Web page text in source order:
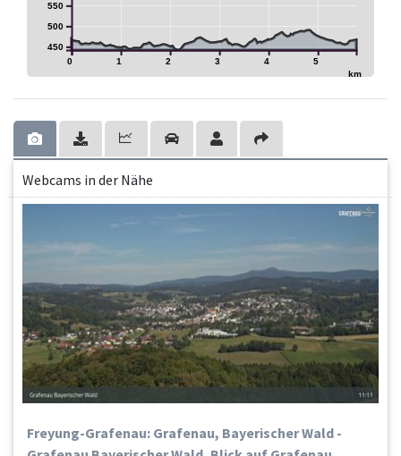
0 1 2 3 4 5
km
450
500
550
Webcams in der Nähe
Freyung-Grafenau: Grafenau, Bayerischer Wald -